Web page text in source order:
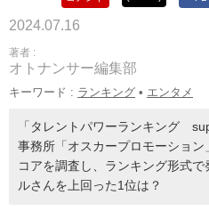
2024.07.16
著者 :
オトナンサー編集部
キーワード : ランキング • エンタメ
「タレントパワーランキング
事務所「オスカープロモーショ
コアを調査し、ランキング形式
ルさんを上回った1位は？